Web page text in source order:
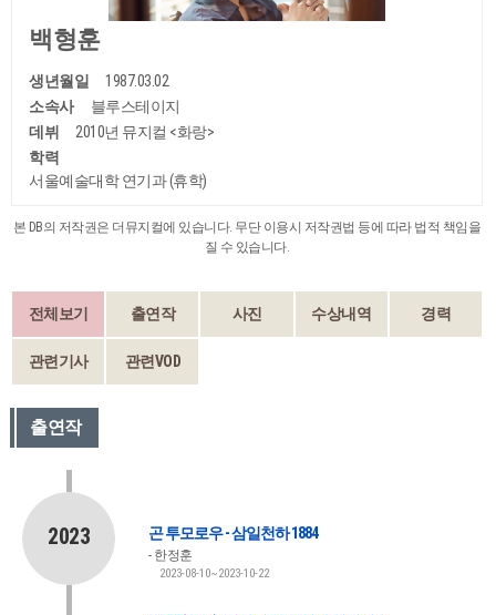
백형훈
생년월일
1987.03.02
소속사
블루스테이지
데뷔
2010년 뮤지컬 <화랑>
학력
서울예술대학 연기과 (휴학)
본 DB의 저작권은 더뮤지컬에 있습니다. 무단 이용시 저작권법 등에 따라 법적 책임을
질 수 있습니다.
전체보기 출연작 사진 수상내역 경력
관련기사 관련VOD
출연작
2023 곤 투모로우 - 삼일천하 1884
한정훈
2023-08-10~2023-10-22